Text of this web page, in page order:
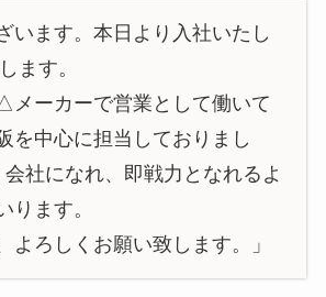
います。本日より入社いたし
ます。
ーカーで営業として働いて
を中心に担当しておりまし
社になれ、即戦力となれるよ
ります。
よろしくお願い致します。」